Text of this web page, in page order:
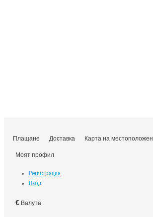
Плащане Доставка Карта на
Моят профил
Регистрация
Вход
€ Валута